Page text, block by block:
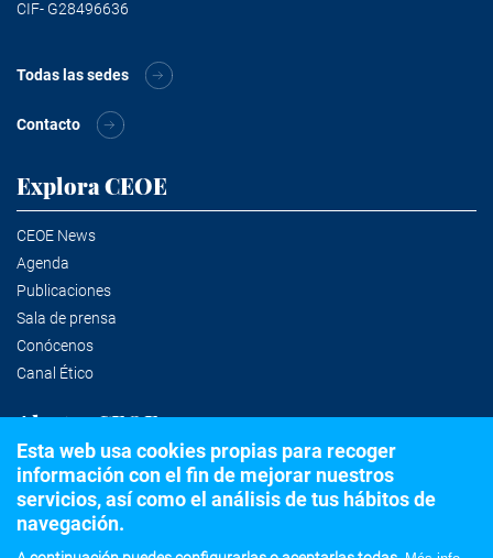
CIF- G28496636
Todas las sedes
Contacto
Explora CEOE
CEOE News
Agenda
Publicaciones
Sala de prensa
Conócenos
Canal Ético
Alertas CEOE
Suscríbete a la newsletter
Esta web usa cookies propias para recoger
información con el fin de mejorar nuestros
servicios, así como el análisis de tus hábitos de
navegación.